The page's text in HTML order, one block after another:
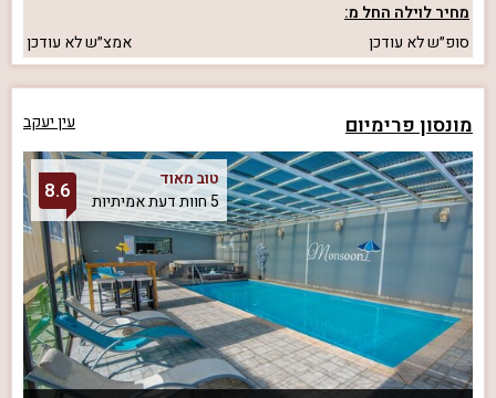
מחיר לוילה החל מ:
סופ״שלא עודכן אמצ״שלא עודכן
מונסון פרימיום עין יעקב
טוב מאוד
5 חוות דעת אמיתיות
8.6